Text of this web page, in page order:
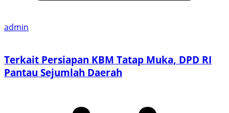
admin
Terkait Persiapan KBM Tatap Muka, DPD RI
Pantau Sejumlah Daerah